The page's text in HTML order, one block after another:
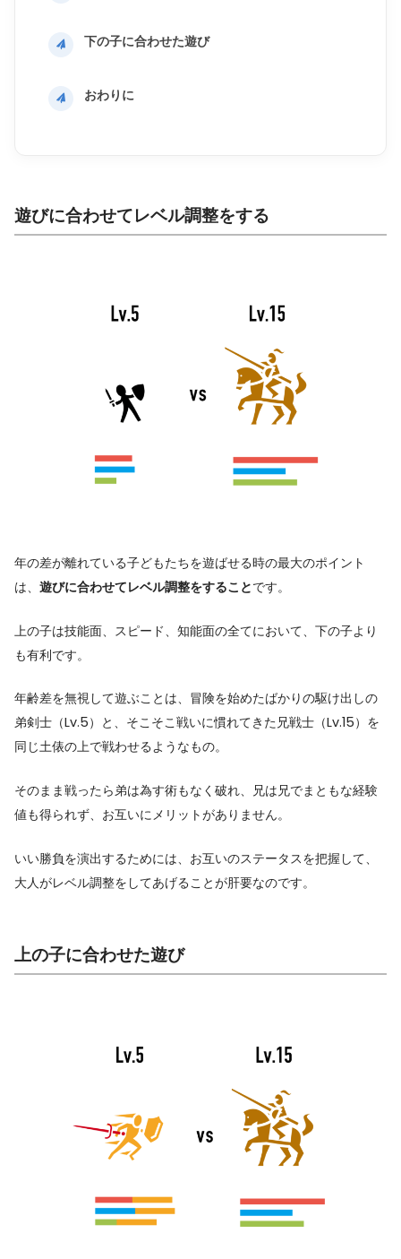
下の子に合わせた遊び
おわりに
遊びに合わせてレベル調整をする
年の差が離れている子どもたちを遊ばせる時の最大のポイント
は、 遊びに合わせてレベル調整をすることです。
上の子は技能面、スピード、知能面の全てにおいて、下の子より
も有利です。
年齢差を無視して遊ぶことは、冒険を始めたばかりの駆け出しの
弟剣士（Lv.5）と、そこそこ戦いに慣れてきた兄戦士（Lv.15）を
同じ土俵の上で戦わせるようなもの。
そのまま戦ったら弟は為す術もなく破れ、兄は兄でまともな経験
値も得られず、お互いにメリットがありません。
いい勝負を演出するためには、お互いのステータスを把握して、
大人がレベル調整をしてあげることが肝要なのです。
上の子に合わせた遊び